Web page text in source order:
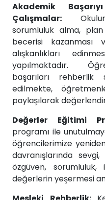
Akademik
Çalışmalar:
sorumluluk alma,
becerisi kazanması
alışkanlıkları
yapılmaktadır.
başarıları
edilmekte,
paylaşılarak
Değerler Eğitimi
programı ile
öğrencilerimize
davranışlarında
özgüven,
değerlerin yeşermesi